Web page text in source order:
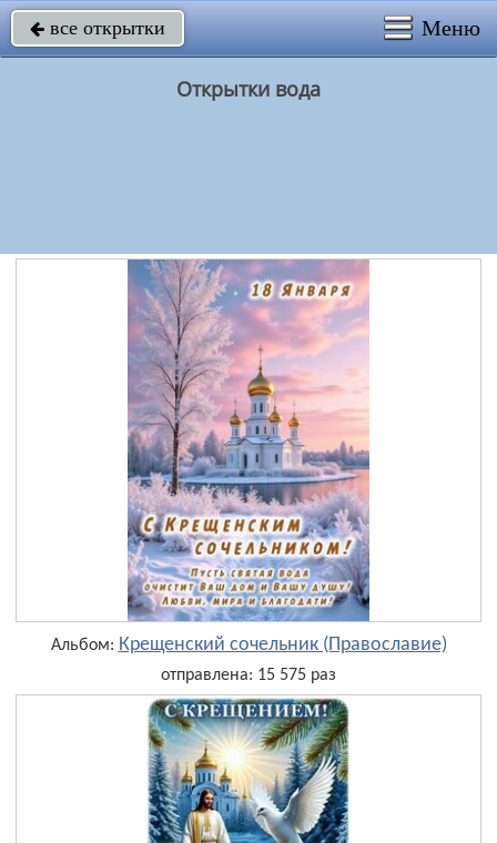
 все открытки Меню
Открытки вода
Альбом: Крещенский сочельник (Православие)
отправлена: 15 575 раз